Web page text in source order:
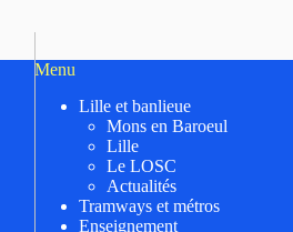
Menu
Lille et banlieue
Mons en Baroeul
Lille
Le LOSC
Actualités
Tramways et métros
Enseignement